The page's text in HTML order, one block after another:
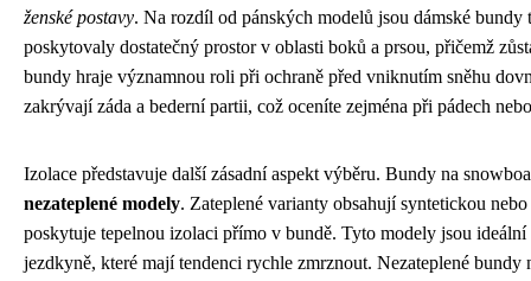
ženské postavy. Na rozdíl od pánských modelů jsou dámské bundy
poskytovaly dostatečný prostor v oblasti boků a prsou, přičemž
bundy hraje významnou roli při ochraně před vniknutím sněhu
zakrývají záda a bederní partii, což oceníte zejména při pádech
Izolace představuje další zásadní aspekt výběru. Bundy na
nezateplené modely. Zateplené varianty obsahují syntetickou
poskytuje tepelnou izolaci přímo v bundě. Tyto modely jsou ideální
jezdkyně, které mají tendenci rychle zmrznout. Nezateplené